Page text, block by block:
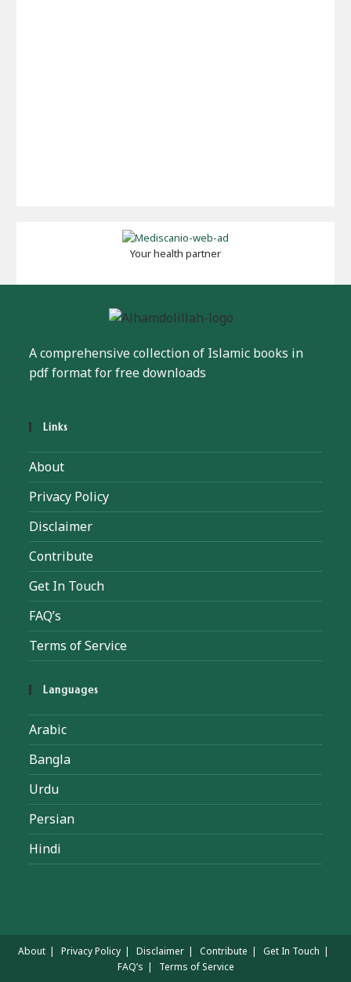
Your health partner
A comprehensive collection of Islamic books in
pdf format for free downloads
Links
About
Privacy Policy
Disclaimer
Contribute
Get In Touch
FAQ’s
Terms of Service
Languages
Arabic
Bangla
Urdu
Persian
Hindi
About Privacy Policy Disclaimer Contribute
Get In Touch
FAQ’s
Terms of Service